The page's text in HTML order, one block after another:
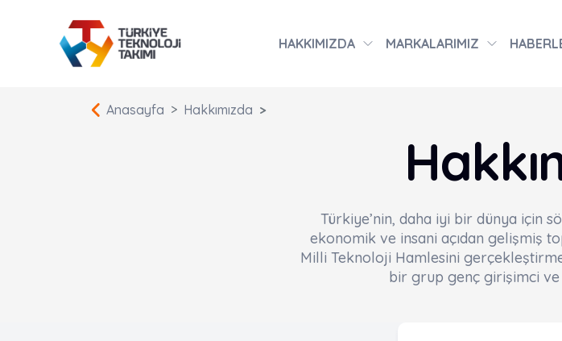
HAKKIMIZDA MARKALARIMIZ
Anasayfa Hakkımızda
Türkiye’nin, daha iyi bir dünya için
ekonomik ve insani açıdan gelişmiş
Milli Teknoloji Hamlesini
bir grup genç girişimci